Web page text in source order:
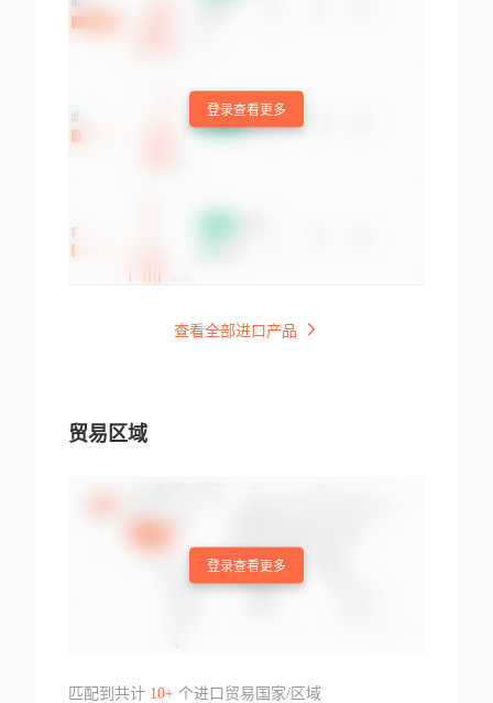
登录查看更多
查看全部进口产品
贸易区域
登录查看更多
匹配到共计 10+个进口贸易国家/区域